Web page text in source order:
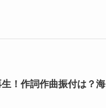
！作詞作曲振付は？海